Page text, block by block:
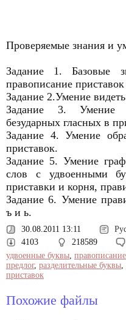
Проверяемые знания и
Задание 1. Базовые
правописание
Задание 2.Умение
Задание 3. Умение
безударных гласных в
Задание 4. Умение
приставок.
Задание 5. Умение
слов с удвоенными
приставки и корня,
Задание 6. Умение
ъ и ь.
30.08.2011 13:11
4103
218589
удвоенные буквы,
предлог, разделительные буквы,
приставок
Похожие файлы